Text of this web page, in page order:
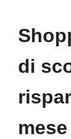
di
mese